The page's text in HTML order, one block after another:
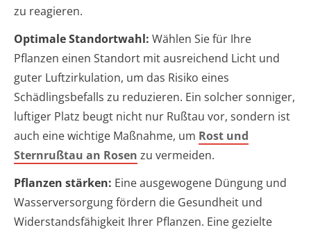
zu reagieren.
Optimale Standortwahl: Wählen Sie für Ihre
Pflanzen einen Standort mit ausreichend Licht und
guter Luftzirkulation, um das Risiko eines
Schädlingsbefalls zu reduzieren. Ein solcher sonniger,
luftiger Platz beugt nicht nur Rußtau vor, sondern ist
auch eine wichtige Maßnahme, um Rost und
Sternrußtau an Rosen zu vermeiden.
Pflanzen stärken: Eine ausgewogene Düngung und
Wasserversorgung fördern die Gesundheit und
Widerstandsfähigkeit Ihrer Pflanzen. Eine gezielte